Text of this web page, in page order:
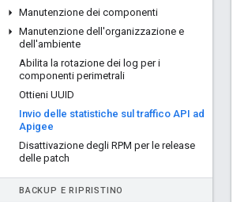
Manutenzione dei componenti
Manutenzione dell'organizzazione e
dell'ambiente
Abilita la rotazione dei log per i
componenti perimetrali
Ottieni UUID
Invio delle statistiche sul traffico API ad
Apigee
Disattivazione degli RPM per le release
delle patch
BACKUP E RIPRISTINO